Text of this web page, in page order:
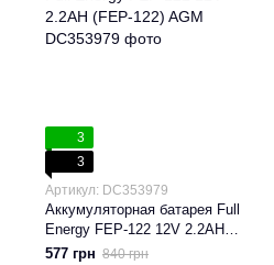
3
3
Артикул: DC353979
Аккумуляторная батарея Full
Energy FEP-122 12V 2.2AH
(FEP-122) AGM
577 грн 840 грн